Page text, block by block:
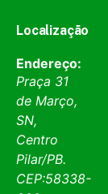
Localização
Endereço:
Praça 31
de Março,
SN,
Centro
Pilar/PB.
CEP:58338-